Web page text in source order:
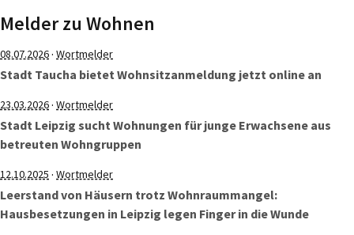
Melder zu Wohnen
08.07.2026· Wortmelder
Stadt Taucha bietet Wohnsitzanmeldung jetzt online an
23.03.2026· Wortmelder
Stadt Leipzig sucht Wohnungen für junge Erwachsene aus
betreuten Wohngruppen
12.10.2025 · Wortmelder
Leerstand von Häusern trotz Wohnraummangel:
Hausbesetzungen in Leipzig legen Finger in die Wunde